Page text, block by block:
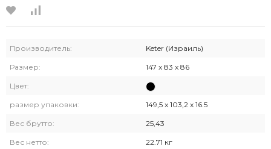
Производитель: Keter (Израиль)
Размер: 147 x 83 x 86
Цвет:
размер упаковки: 149,5 x 103,2 x 16.5
Вес брутто: 25,43
Вес нетто: 22.71 кг